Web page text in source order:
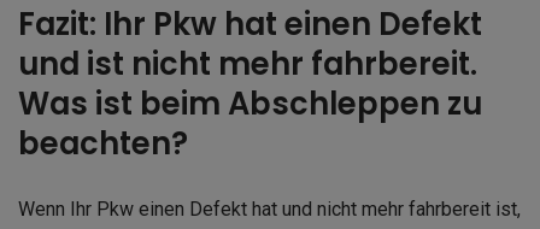
Fazit: Ihr Pkw hat einen Defekt
und ist nicht mehr fahrbereit.
Was ist beim Abschleppen zu
beachten?
Wenn Ihr Pkw einen Defekt hat und nicht mehr fahrbereit ist,